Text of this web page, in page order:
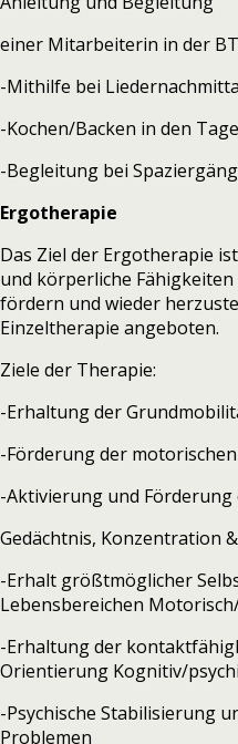
einer Mitarbeiterin in der BT
-Mithilfe bei
-Kochen/Backen in den
-Begleitung bei
Ergotherapie
Das Ziel der Ergotherapie
und körperliche
fördern und wieder
Einzeltherapie angeboten.
Ziele der Therapie:
-Erhaltung der
-Förderung der
-Aktivierung und
Gedächtnis, Konzentration
-Erhalt größtmöglicher
Lebensbereichen
-Erhaltung der
Orientierung Kognitiv/
-Psychische Stabilisierung
Problemen